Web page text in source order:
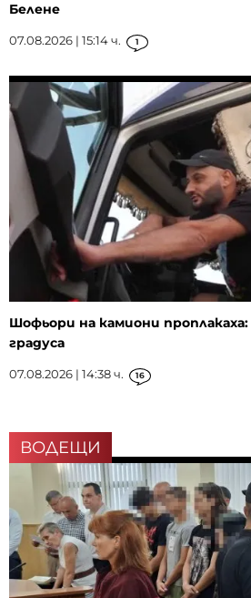
Белене
07.08.2026 | 15:14 ч. 1
Шофьори на камиони
градуса
07.08.2026 | 14:38 ч. 16
ВОДЕЩИ